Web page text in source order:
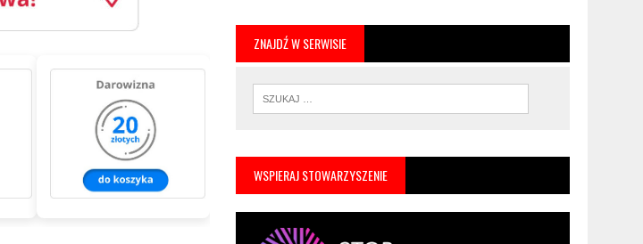
ZNAJDŹ W SERWISIE
WSPIERAJ STOWARZYSZENIE